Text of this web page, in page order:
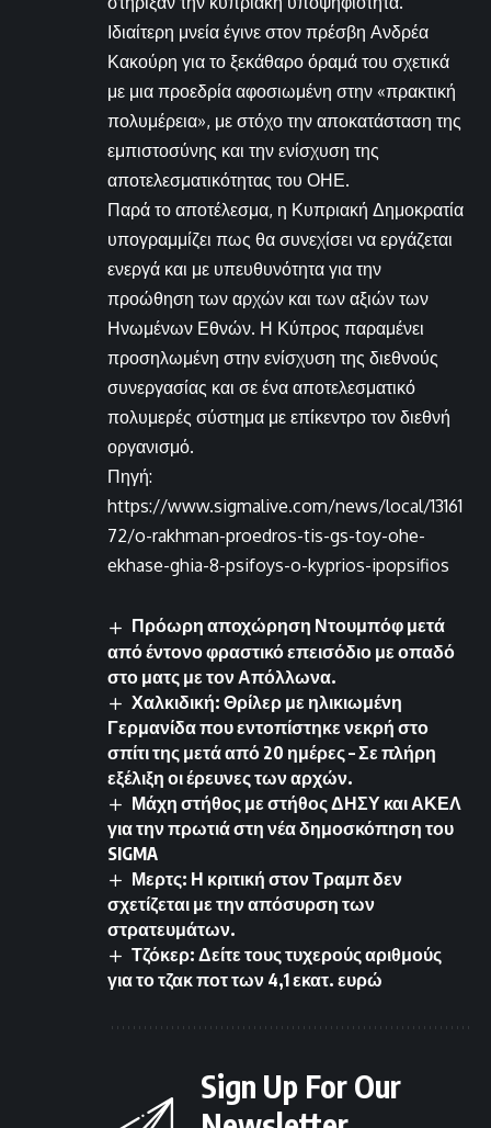
Ιδιαίτερη μνεία έγινε στον πρέσβη Ανδρέα
Κακούρη για το ξεκάθαρο όραμά του σχετικά
με μια προεδρία αφοσιωμένη στην «πρακτική
πολυμέρεια», με στόχο την αποκατάσταση της
εμπιστοσύνης και την ενίσχυση της
αποτελεσματικότητας του ΟΗΕ.
Παρά το αποτέλεσμα, η Κυπριακή Δημοκρατία
υπογραμμίζει πως θα συνεχίσει να εργάζεται
ενεργά και με υπευθυνότητα για την
προώθηση των αρχών και των αξιών των
Ηνωμένων Εθνών. Η Κύπρος παραμένει
προσηλωμένη στην ενίσχυση της διεθνούς
συνεργασίας και σε ένα αποτελεσματικό
πολυμερές σύστημα με επίκεντρο τον διεθνή
οργανισμό.
Πηγή:
https://www.sigmalive.com/news/local/13161
72/o-rakhman-proedros-tis-gs-toy-ohe-
ekhase-ghia-8-psifoys-o-kyprios-ipopsifios
Πρόωρη αποχώρηση Ντουμπόφ μετά
από έντονο φραστικό επεισόδιο με οπαδό
στο ματς με τον Απόλλωνα.
Χαλκιδική: Θρίλερ με ηλικιωμένη
Γερμανίδα που εντοπίστηκε νεκρή στο
σπίτι της μετά από 20 ημέρες – Σε πλήρη
εξέλιξη οι έρευνες των αρχών.
Μάχη στήθος με στήθος ΔΗΣΥ και ΑΚΕΛ
για την πρωτιά στη νέα δημοσκόπηση του
SIGMA
Μερτς: Η κριτική στον Τραμπ δεν
σχετίζεται με την απόσυρση των
στρατευμάτων.
Τζόκερ: Δείτε τους τυχερούς αριθμούς
για το τζακ ποτ των 4,1 εκατ. ευρώ
Sign Up For Our